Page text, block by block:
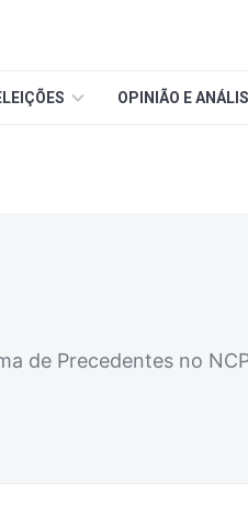
OPINIÃO E
de Precedentes no